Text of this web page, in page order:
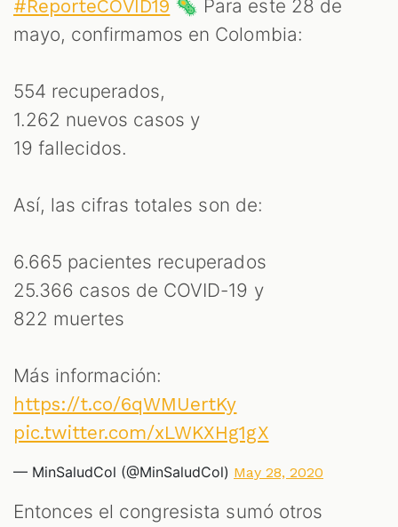
#ReporteCOVID19 🦠 Para este 28 de
mayo, confirmamos en Colombia:
554 recuperados,
1.262 nuevos casos y
19 fallecidos.
Así, las cifras totales son de:
6.665 pacientes recuperados
25.366 casos de COVID-19 y
822 muertes
Más información:
https://t.co/6qWMUertKy
pic.twitter.com/xLWKXHg1gX
— MinSaludCol (@MinSaludCol) May 28, 2020
Entonces el congresista sumó otros